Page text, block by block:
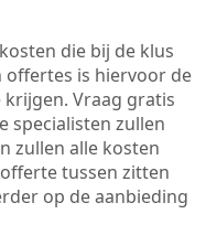
die bij de klus
offertes is hiervoor de
Vraag gratis
specialisten zullen
zullen alle kosten
tussen zitten
op de aanbieding